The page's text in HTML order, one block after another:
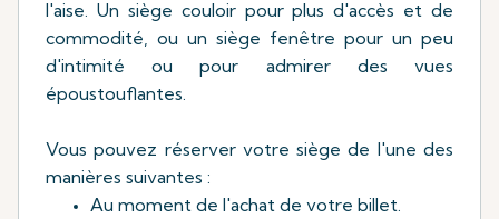
l'aise. Un siège couloir pour plus d'accès et de
commodité, ou un siège fenêtre pour un peu
d'intimité ou pour admirer des vues
époustouflantes.
Vous pouvez réserver votre siège de l'une des
manières suivantes :
Au moment de l'achat de votre billet.